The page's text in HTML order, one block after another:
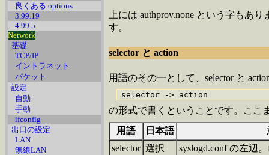
良くある options
3.99.19
4.99.5
Network
基礎
TCP/IP
イントラネット
パケット
設定
自動
手動
ifconfig
出口の設定
LAN
無線LAN
上には authprov.none という字もあ
す。
selector と action
用語のその一として、selector と
の形式で書くということです。ここ
用語
日本語
selector 選択
syslogd.conf の左辺